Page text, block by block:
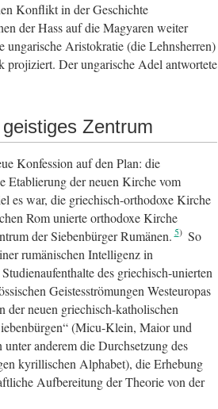
Konflikt in der Geschichte
der Hass auf die Magyaren weiter
ungarische Aristokratie (die Lehnsherren)
projiziert. Der ungarische Adel antwortete
Zentrum
Konfession auf den Plan: die
Etablierung der neuen Kirche vom
es war, die griechisch-orthodoxe Kirche
Rom unierte orthodoxe Kirche
der Siebenbürger Rumänen. 5
So
rumänischen Intelligenz in
des griechisch-unierten
Geistesströmungen Westeuropas
der neuen griechisch-katholischen
(Micu-Klein, Maior und
anderem die Durchsetzung des
kyrillischen Alphabet), die Erhebung
Aufbereitung der Theorie von der